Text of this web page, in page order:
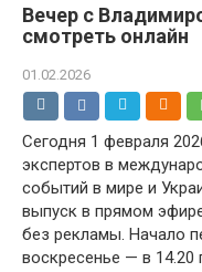
Вечер с
смотреть онлайн
01.02.2026
Сегодня 1 февраля
экспертов в
событий в мире и
выпуск в прямом
без рекламы. Начало
воскресенье — в